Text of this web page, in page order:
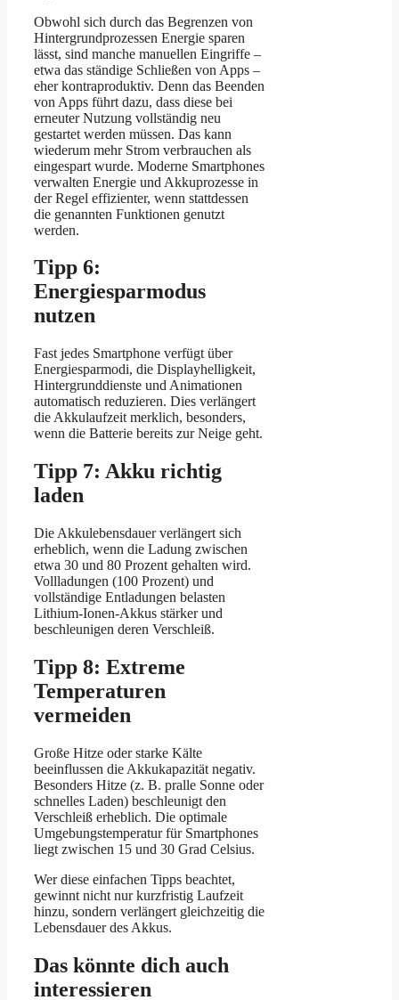
Obwohl sich durch das Begrenzen von
Hintergrundprozessen Energie sparen
lässt, sind manche manuellen Eingriffe –
etwa das ständige Schließen von Apps –
eher kontraproduktiv. Denn das Beenden
von Apps führt dazu, dass diese bei
erneuter Nutzung vollständig neu
gestartet werden müssen. Das kann
wiederum mehr Strom verbrauchen als
eingespart wurde. Moderne Smartphones
verwalten Energie und Akkuprozesse in
der Regel effizienter, wenn stattdessen
die genannten Funktionen genutzt
werden.
Tipp 6:
Energiesparmodus
nutzen
Fast jedes Smartphone verfügt über
Energiesparmodi, die Displayhelligkeit,
Hintergrunddienste und Animationen
automatisch reduzieren. Dies verlängert
die Akkulaufzeit merklich, besonders,
wenn die Batterie bereits zur Neige geht.
Tipp 7: Akku richtig
laden
Die Akkulebensdauer verlängert sich
erheblich, wenn die Ladung zwischen
etwa 30 und 80 Prozent gehalten wird.
Vollladungen (100 Prozent) und
vollständige Entladungen belasten
Lithium-Ionen-Akkus stärker und
beschleunigen deren Verschleiß.
Tipp 8: Extreme
Temperaturen
vermeiden
Große Hitze oder starke Kälte
beeinflussen die Akkukapazität negativ.
Besonders Hitze (z. B. pralle Sonne oder
schnelles Laden) beschleunigt den
Verschleiß erheblich. Die optimale
Umgebungstemperatur für Smartphones
liegt zwischen 15 und 30 Grad Celsius.
Wer diese einfachen Tipps beachtet,
gewinnt nicht nur kurzfristig Laufzeit
hinzu, sondern verlängert gleichzeitig die
Lebensdauer des Akkus.
Das könnte dich auch
interessieren